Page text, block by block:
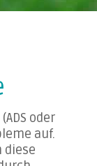
oder
auf.
diese